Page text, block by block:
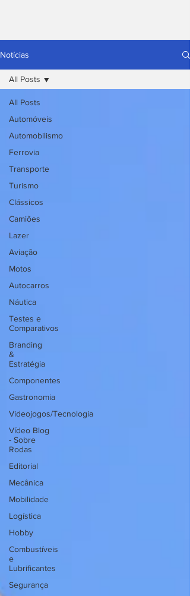
Notícias
All Posts
Automóveis
Automobilismo
Ferrovia
Transporte
Turismo
Clássicos
Camiões
Lazer
Aviação
Motos
Autocarros
Náutica
Testes e
Comparativos
Branding
&
Estratégia
Componentes
Gastronomia
Videojogos/Tecnologia
Vídeo Blog
- Sobre
Rodas
Editorial
Mecânica
Mobilidade
Logística
Hobby
Combustíveis
e
Lubrificantes
Segurança
All Posts